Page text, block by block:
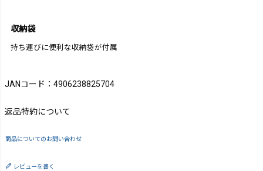
収納袋
持ち運びに便利な収納袋が付属
JANコード：4906238825704
返品特約について
商品についてのお問い合わせ
レビューを書く